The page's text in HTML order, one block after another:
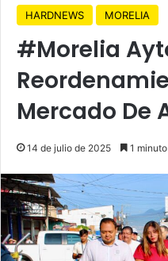
HARDNEWS MORELIA
#Morelia
Mercado De
14 de julio de 2025 1